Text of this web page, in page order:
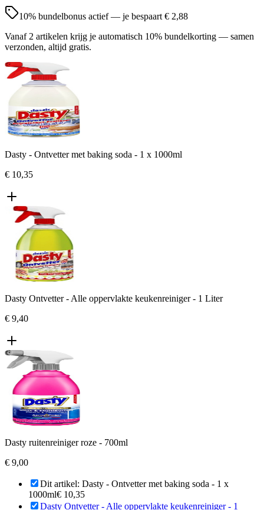
10% bundelbonus actief — je bespaart € 2,88
Vanaf 2 artikelen krijg je automatisch 10% bundelkorting — samen
verzonden, altijd gratis.
Dasty - Ontvetter met baking soda - 1 x 1000ml
€ 10,35
Dasty Ontvetter - Alle oppervlakte keukenreiniger - 1 Liter
€ 9,40
Dasty ruitenreiniger roze - 700ml
€ 9,00
Dit artikel: Dasty - Ontvetter met baking soda - 1 x
1000ml€ 10,35
Dasty Ontvetter - Alle oppervlakte keukenreiniger - 1